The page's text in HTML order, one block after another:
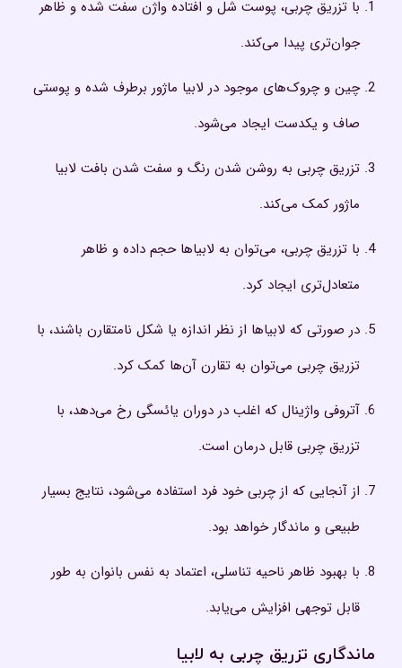
با تزریق چربی، پوست شل و افتاده واژن سفت شده و ظاهر
جوان‌تری پیدا می‌کند.
چین و چروک‌های موجود در لابیا ماژور برطرف شده و پوستی
صاف و یکدست ایجاد می‌شود.
تزریق چربی به روشن شدن رنگ و سفت شدن بافت لابیا
ماژور کمک می‌کند.
با تزریق چربی، می‌توان به لابیاها حجم داده و ظاهر
متعادل‌تری ایجاد کرد.
در صورتی که لابیاها از نظر اندازه یا شکل نامتقارن باشند، با
تزریق چربی می‌توان به تقارن آن‌ها کمک کرد.
آتروفی واژینال که اغلب در دوران یائسگی رخ می‌دهد، با
تزریق چربی قابل درمان است.
از آنجایی که از چربی خود فرد استفاده می‌شود، نتایج بسیار
طبیعی و ماندگار خواهد بود.
با بهبود ظاهر ناحیه تناسلی، اعتماد به نفس بانوان به طور
قابل توجهی افزایش می‌یابد.
ماندگاری تزریق چربی به لابیا